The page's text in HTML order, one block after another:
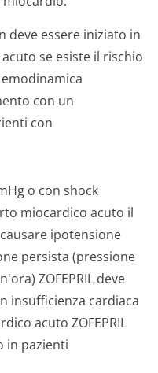
deve essere iniziato in
se esiste il rischio
con un
con
o con shock
miocardico acuto il
ipotensione
persista (pressione
ZOFEPRIL deve
insufficienza cardiaca
acuto ZOFEPRIL
in pazienti